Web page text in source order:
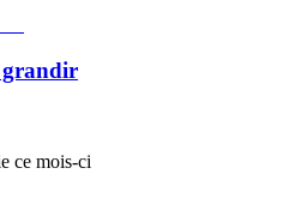
grandir
ce mois-ci